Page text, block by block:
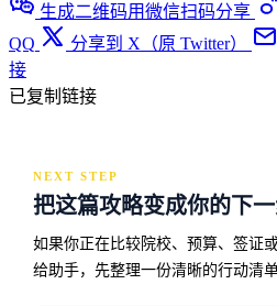
生成二维码用微信扫码分享
QQ
分享到 X（原 Twitter）
接
已复制链接
NEXT STEP
把这篇攻略变成你的下一
如果你正在比较院校、预算、签证
给助手，先整理一份清晰的行动清单